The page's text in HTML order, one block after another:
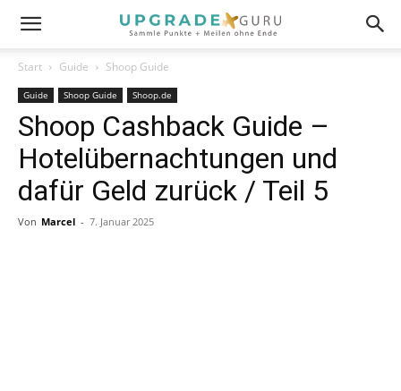
Start Guide Shoop Guide
Guide Shoop Guide Shoop.de
Shoop Cashback Guide –
Hotelübernachtungen und
dafür Geld zurück / Teil 5
Von Marcel - 7. Januar 2025